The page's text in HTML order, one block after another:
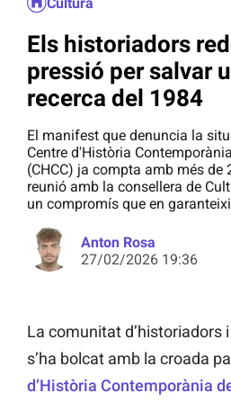
Els historiadors
pressió per salvar
recerca del 1984
El manifest que denuncia la
Centre d'Història
(CHCC) ja compta amb més de
reunió amb la consellera de
un compromís que en
Anton Rosa
27/02/2026 19:36
La comunitat d’historiadors
s’ha bolcat amb la croada
d’Història Contemporània